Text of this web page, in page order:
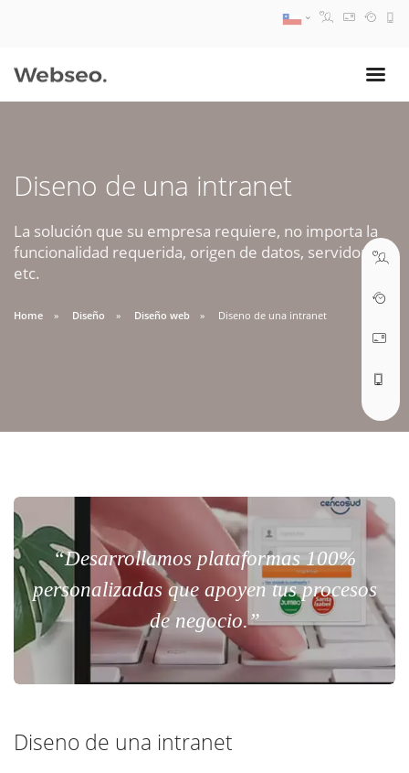
Diseno de una intranet
La solución que su empresa requiere, no importa la
funcionalidad requerida, origen de datos, servidores,
etc.
Home Diseño Diseño web Diseno de una intranet
“Desarrollamos plataformas 100%
personalizadas que apoyen tus procesos
de negocio.”
Diseno de una intranet
09:30 AM A 18:30 PM
soporte@webseo.cl
ABRIR TICKET